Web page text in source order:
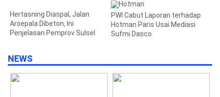
Hertasning Diaspal, Jalan
Aroepala Dibeton, Ini
Penjelasan Pemprov Sulsel
PWI Cabut Laporan terhadap
Hotman Paris Usai Mediasi
Sufmi Dasco
NEWS